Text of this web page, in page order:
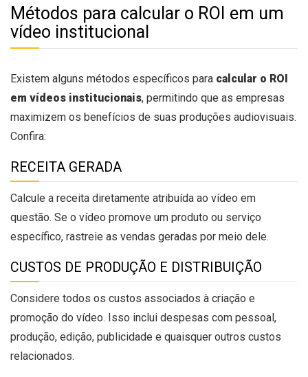
Métodos para calcular o ROI em um
vídeo institucional
Existem alguns métodos específicos para calcular o ROI
em vídeos institucionais, permitindo que as empresas
maximizem os benefícios de suas produções audiovisuais.
Confira:
RECEITA GERADA
Calcule a receita diretamente atribuída ao vídeo em
questão. Se o vídeo promove um produto ou serviço
específico, rastreie as vendas geradas por meio dele.
CUSTOS DE PRODUÇÃO E DISTRIBUIÇÃO
Considere todos os custos associados à criação e
promoção do vídeo. Isso inclui despesas com pessoal,
produção, edição, publicidade e quaisquer outros custos
relacionados.